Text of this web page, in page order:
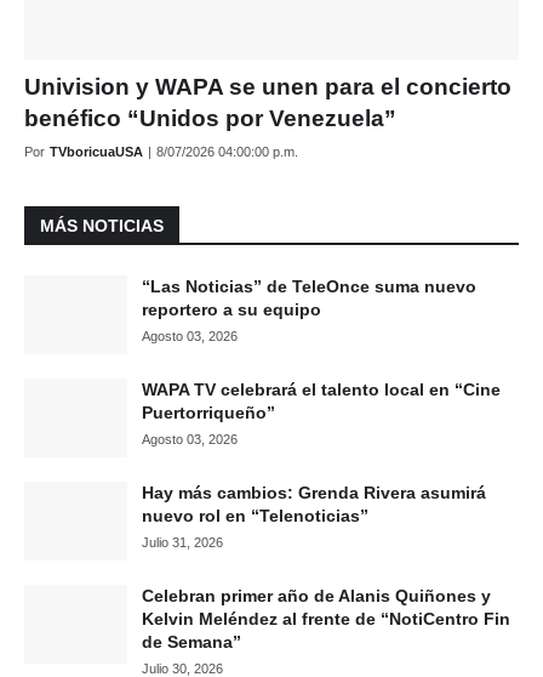
Univision y WAPA se unen para el concierto
benéfico “Unidos por Venezuela”
Por TVboricuaUSA | 8/07/2026 04:00:00 p.m.
MÁS NOTICIAS
“Las Noticias” de TeleOnce suma nuevo
reportero a su equipo
Agosto 03, 2026
WAPA TV celebrará el talento local en “Cine
Puertorriqueño”
Agosto 03, 2026
Hay más cambios: Grenda Rivera asumirá
nuevo rol en “Telenoticias”
Julio 31, 2026
Celebran primer año de Alanis Quiñones y
Kelvin Meléndez al frente de “NotiCentro Fin
de Semana”
Julio 30, 2026